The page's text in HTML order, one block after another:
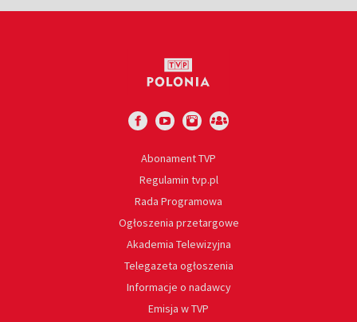
Abonament TVP
Regulamin tvp.pl
Rada Programowa
Ogłoszenia przetargowe
Akademia Telewizyjna
Telegazeta ogłoszenia
Informacje o nadawcy
Emisja w TVP